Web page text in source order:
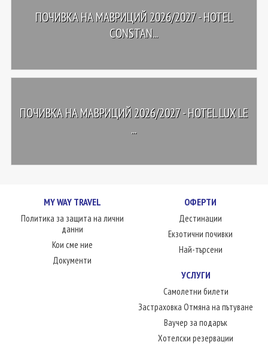
ПОЧИВКА НА МАВРИЦИЙ 2026/2027 - HOTEL
CONSTAN...
ПОЧИВКА НА МАВРИЦИЙ 2026/2027 - HOTEL LUX LE
...
MY WAY TRAVEL
Политика за защита на лични
данни
Кои сме ние
Документи
ОФЕРТИ
Дестинации
Екзотични почивки
Най-търсени
УСЛУГИ
Самолетни билети
Застраховка Отмяна на пътуване
Ваучер за подарък
Хотелски резервации